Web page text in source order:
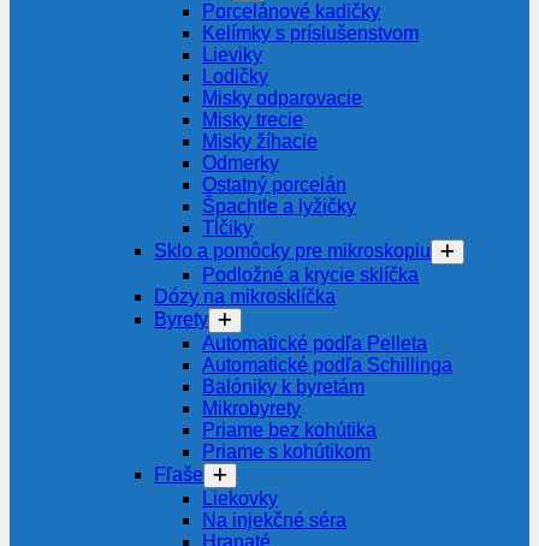
Porcelánové kadičky
Kelímky s príslušenstvom
Lieviky
Lodičky
Misky odparovacie
Misky trecie
Misky žíhacie
Odmerky
Ostatný porcelán
Špachtle a lyžičky
Tĺčiky
Sklo a pomôcky pre mikroskopiu
Podložné a krycie sklíčka
Dózy na mikrosklíčka
Byrety
Automatické podľa Pelleta
Automatické podľa Schillinga
Balóniky k byretám
Mikrobyrety
Priame bez kohútika
Priame s kohútikom
Fľaše
Liekovky
Na injekčné séra
Hranaté